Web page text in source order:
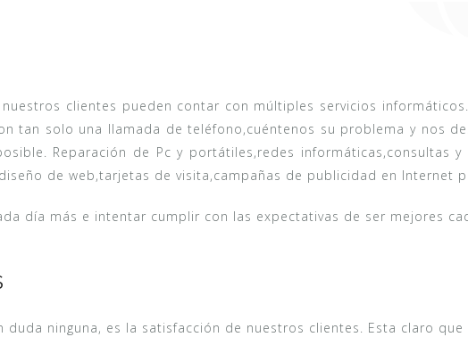
nuestros clientes pueden contar con múltiples servicios
tan solo una llamada de teléfono,cuéntenos su problema y nos
Reparación de Pc y portátiles,redes informáticas,consultas y
de web,tarjetas de visita,campañas de publicidad en Internet
día más e intentar cumplir con las expectativas de ser mejores
ninguna, es la satisfacción de nuestros clientes. Esta claro